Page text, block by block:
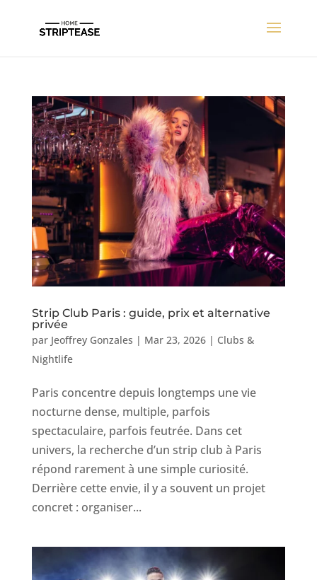
Strip Club Paris : guide, prix et alternative
privée
par Jeoffrey Gonzales | Mar 23, 2026| Clubs &
Nightlife
Paris concentre depuis longtemps une vie
nocturne dense, multiple, parfois
spectaculaire, parfois feutrée. Dans cet
univers, la recherche d’un strip club à Paris
répond rarement à une simple curiosité.
Derrière cette envie, il y a souvent un projet
concret : organiser...